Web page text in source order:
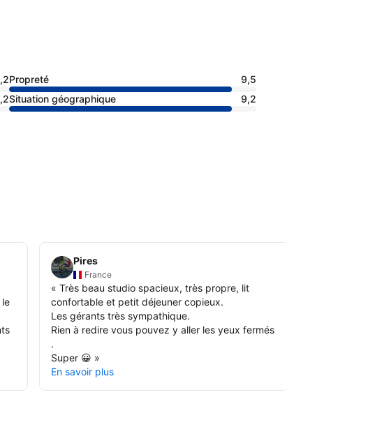
Propreté
9,5
Situation géographique
9,2
Pires
France
« Très beau studio spacieux, très propre, lit
confortable et petit déjeuner copieux.
Les gérants très sympathique.
Rien à redire vous pouvez y aller les yeux fermés
.
Super 😀 »
En savoir plus